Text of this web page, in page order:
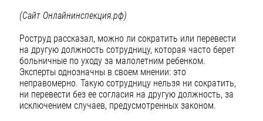
(Сайт Онлайнинспекция.рф)
Роструд рассказал, можно ли сократить или перевести
на другую должность сотрудницу, которая часто берет
больничные по уходу за малолетним ребенком.
Эксперты однозначны в своем мнении: это
неправомерно. Такую сотрудницу нельзя ни сократить,
ни перевести без ее согласия на другую должность, за
исключением случаев, предусмотренных законом.